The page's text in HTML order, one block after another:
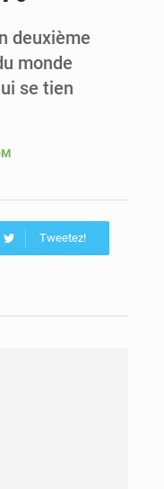
Sénégal : Ousmane Diagne prêtera serment le 11 août comme président du Conseil constitutionnel
deuxième
monde
se tien
Tweetez!